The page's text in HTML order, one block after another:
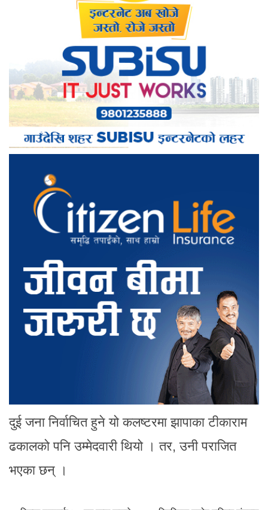
दुई जना निर्वाचित हुने यो कलष्टरमा झापाका टीकाराम
ढकालको पनि उम्मेदवारी थियो । तर, उनी पराजित
भएका छन् ।